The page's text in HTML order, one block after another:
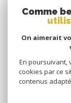
Comme
On aimerait
En poursuivant,
cookies par ce
contenus